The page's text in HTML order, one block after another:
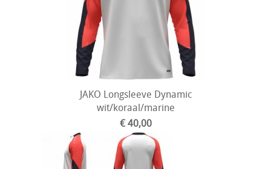
JAKO Longsleeve Dynamic
wit/koraal/marine
€ 40,00